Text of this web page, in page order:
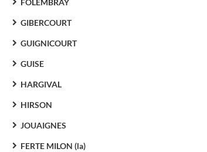
FOLEMBRAY
GIBERCOURT
GUIGNICOURT
GUISE
HARGIVAL
HIRSON
JOUAIGNES
FERTE MILON (la)